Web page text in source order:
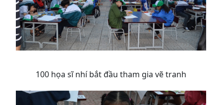
100 họa sĩ nhí bắt đầu tham gia vẽ tranh